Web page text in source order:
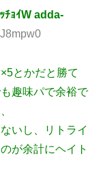
ﾁｮｲW adda-
とかだと勝て
趣味パで余裕で
いし、リトライ
が余計にヘイト